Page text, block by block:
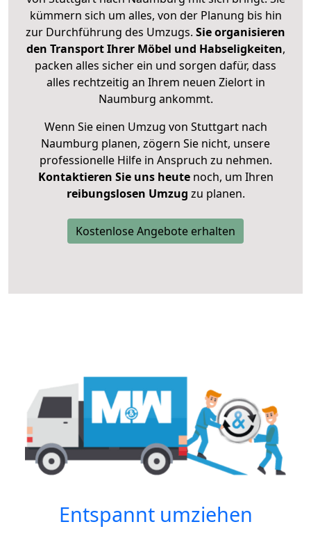
kümmern sich um alles, von der Planung bis hin
zur Durchführung des Umzugs. Sie organisieren
den Transport Ihrer Möbel und Habseligkeiten,
packen alles sicher ein und sorgen dafür, dass
alles rechtzeitig an Ihrem neuen Zielort in
Naumburg ankommt.
Wenn Sie einen Umzug von Stuttgart nach
Naumburg planen, zögern Sie nicht, unsere
professionelle Hilfe in Anspruch zu nehmen.
Kontaktieren Sie uns heutenoch, um Ihren
reibungslosen Umzug zu planen.
Kostenlose Angebote erhalten
Entspannt umziehen